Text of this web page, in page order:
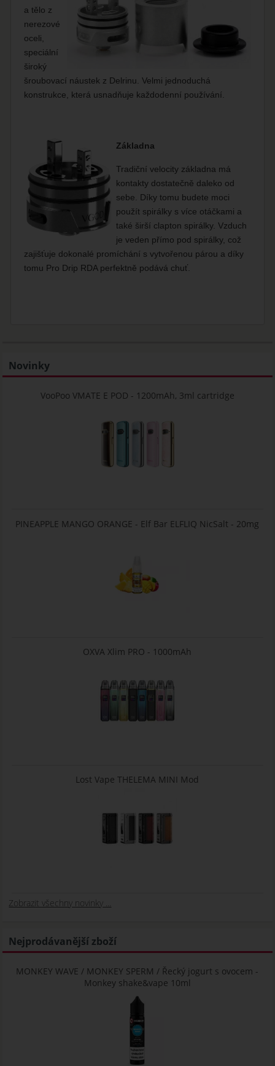
a tělo z
nerezové
oceli,
speciální
široký
šroubovací náustek z Delrinu. Velmi jednoduchá
konstrukce, která usnadňuje každodenní používání.
Základna
Tradiční velocity základna má
kontakty dostatečně daleko od
sebe. Díky tomu budete moci
použít spirálky s více otáčkami a
také širší clapton spirálky. Vzduch
je veden přímo pod spirálky, což
zajišťuje dokonalé promíchání s vytvořenou párou a díky
tomu Pro Drip RDA perfektně podává chuť.
Novinky
VooPoo VMATE E POD - 1200mAh, 3ml cartridge
PINEAPPLE MANGO ORANGE - Elf Bar ELFLIQ NicSalt - 20mg
OXVA Xlim PRO - 1000mAh
Lost Vape THELEMA MINI Mod
Zobrazit všechny novinky ...
Nejprodávanější zboží
MONKEY WAVE / MONKEY SPERM / Řecký jogurt s ovocem -
Monkey shake&vape 10ml